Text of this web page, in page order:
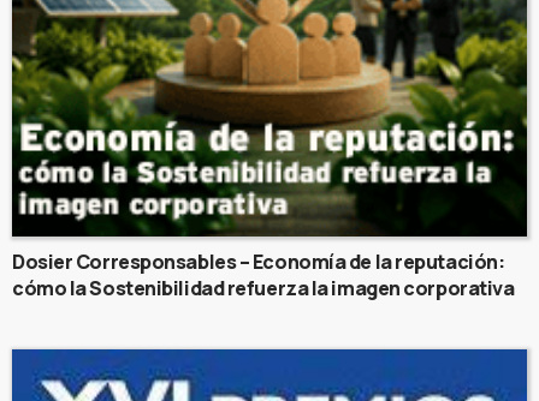
Dosier Corresponsables – Economía de la reputación:
cómo la Sostenibilidad refuerza la imagen corporativa